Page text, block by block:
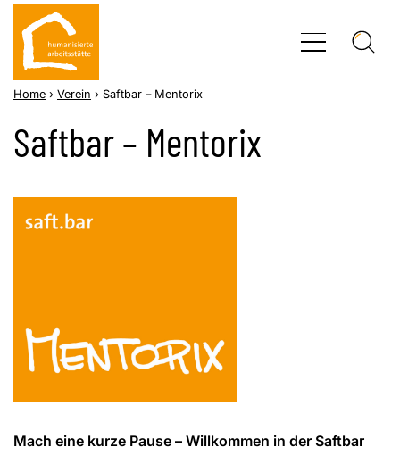
Skip
to
content
Home › Verein › Saftbar – Mentorix
Saftbar – Mentorix
Mach eine kurze Pause – Willkommen in der Saftbar